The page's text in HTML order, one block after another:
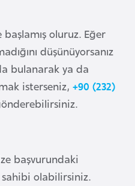
oluruz. Eğer
düşünüyorsanız
bulanarak ya da
isterseniz, +90 (232)
başvurundaki
sahibi olabilirsiniz.